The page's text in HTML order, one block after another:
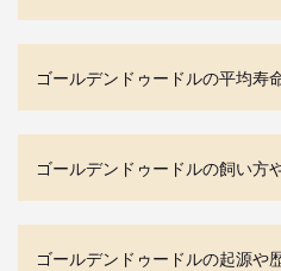
ゴールデンドゥードルの平均寿
ゴールデンドゥードルの飼い方
ゴールデンドゥードルの起源や